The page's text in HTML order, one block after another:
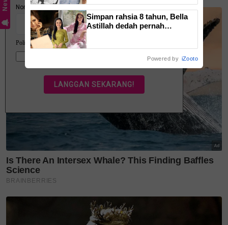
kahwin sampai akhir hayat'
Simpan rahsia 8 tahun, Bella
Astillah dedah pernah
Powered by iZooto